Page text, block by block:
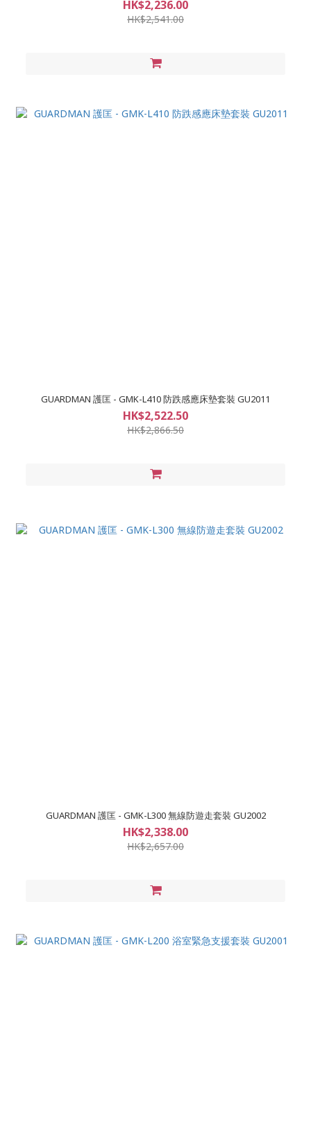
HK$2,236.00
HK$2,541.00
GUARDMAN 護匡 - GMK-L410 防跌感應床墊套裝 GU2011
HK$2,522.50
HK$2,866.50
GUARDMAN 護匡 - GMK-L300 無線防遊走套裝 GU2002
HK$2,338.00
HK$2,657.00